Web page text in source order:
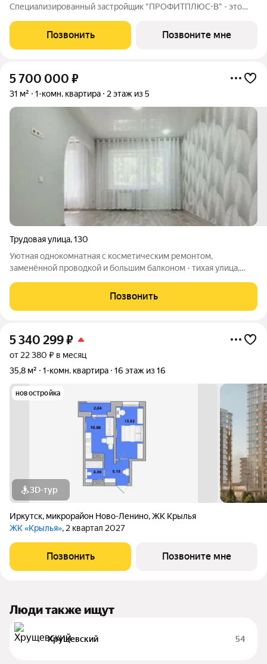
Специализированный застройщик "ПРОФИТПЛЮС-В" - это
Приобретая квартиру в ЖК «Радужный парк», вы
обеспечиваете себя и свою семью комфортными условиями
Позвонить Позвоните мне
5 700 000 ₽
31 м² 1-комн. квартира 2 этаж из 5
Трудовая улица,130
Уютная однокомнатная с косметическим ремонтом,
заменённой проводкой и большим балконом - тихая улица,
капитальных вложений - все основные работы уже сделаны. О
квартире: Косметический ремонт -
Позвонить
5 340 299₽
от 22 380 ₽ в месяц
35,8 м²
1-комн. квартира 16 этаж из 16
новостройка
3D-тур
Иркутск, микрорайон Ново-Ленино,ЖК Крылья
ЖК «Крылья», 2 квартал 2027
Позвонить Позвоните мне
Люди также ищут
Хрущевский 54